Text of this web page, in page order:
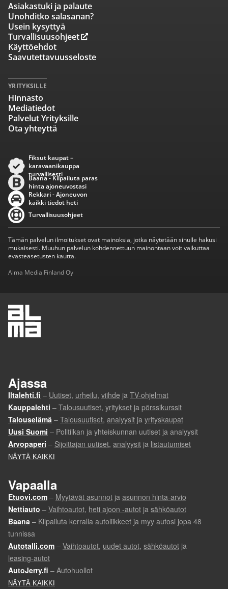
Asiakastuki ja palaute
Unohditko salasanan?
Usein kysyttyä
Turvallisuusohjeet
Käyttöehdot
Saavutettavuusseloste
YRITYKSILLE
Hinnasto
Mediatiedot
Palvelut Yrityksille
Ota yhteyttä
Fiksut kaupat –
karavaanikauppa
turvallisesti
Baana - Kilpailuta paras
hinta ajoneuvostasi
Rekkari - Ajoneuvon
kaikki tiedot heti
Turvallisuusohjeet
Tämän palvelun ilmoitukset ovat mainoksia, jotka näytetään sinulle hakusi
mukaisesti. Muuhun palvelun kohdennettuun mainontaan voit vaikuttaa
evästeasetusten kautta.
Alma Media Finland Oy